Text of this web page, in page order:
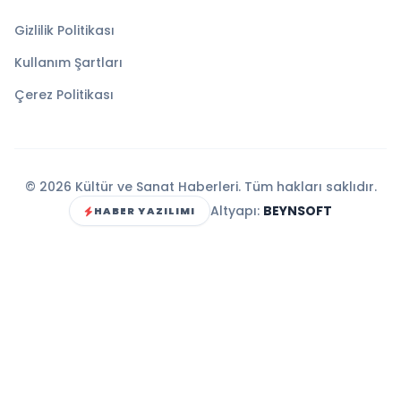
Gizlilik Politikası
Kullanım Şartları
Çerez Politikası
© 2026 Kültür ve Sanat Haberleri. Tüm hakları saklıdır.
HABER YAZILIMI Altyapı: BEYNSOFT